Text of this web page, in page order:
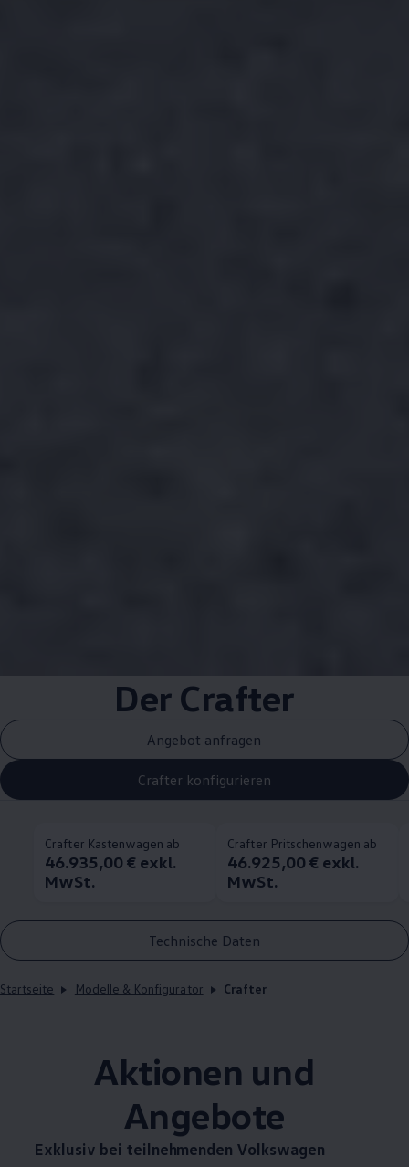
Der Crafter
Angebot anfragen
Crafter konfigurieren
Crafter Kastenwagen ab
46.935,00 € exkl.
MwSt.
Crafter Pritschenwagen ab
46.925,00 € exkl.
MwSt.
Technische Daten
Startseite Modelle & Konfigurator Crafter
Aktionen und
Angebote
Exklusiv bei teilnehmenden Volkswagen